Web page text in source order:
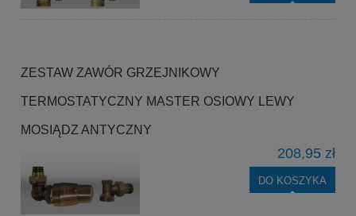
ZESTAW ZAWÓR GRZEJNIKOWY
TERMOSTATYCZNY MASTER OSIOWY LEWY
MOSIĄDZ ANTYCZNY
208,95 zł
DO KOSZYKA